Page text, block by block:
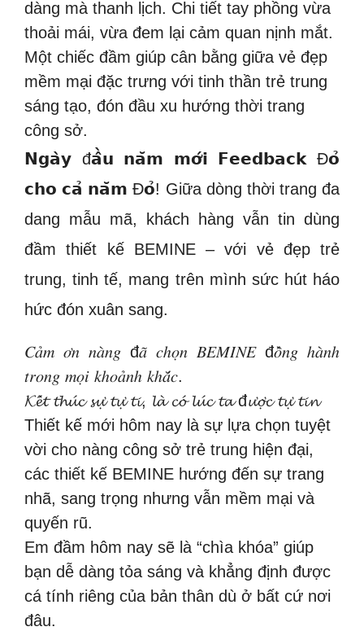
dàng mà thanh lịch. Chi tiết tay phồng vừa
thoải mái, vừa đem lại cảm quan nịnh mắt.
Một chiếc đầm giúp cân bằng giữa vẻ đẹp
mềm mại đặc trưng với tinh thần trẻ trung
sáng tạo, đón đầu xu hướng thời trang
công sở.
𝗡𝗴𝗮̀𝘆 đ𝗮̂̀𝘂 𝗻𝗮̆𝗺 𝗺𝗼̛́𝗶 𝗙𝗲𝗲𝗱𝗯𝗮𝗰𝗸 Đ𝗼̉
𝗰𝗵𝗼 𝗰𝗮̉ 𝗻𝗮̆𝗺 Đ𝗼̉! Giữa dòng thời trang đa
dang mẫu mã, khách hàng vẫn tin dùng
đầm thiết kế BEMINE – với vẻ đẹp trẻ
trung, tinh tế, mang trên mình sức hút háo
hức đón xuân sang.
𝐶𝑎̉𝑚 𝑜̛𝑛 𝑛𝑎̀𝑛𝑔 đ𝑎̃ 𝑐ℎ𝑜̣𝑛 𝐵𝐸𝑀𝐼𝑁𝐸 đ𝑜̂̀𝑛𝑔 ℎ𝑎̀𝑛ℎ
𝑡𝑟𝑜𝑛𝑔 𝑚𝑜̣𝑖 𝑘ℎ𝑜𝑎̉𝑛ℎ 𝑘ℎ𝑎̆́𝑐.
𝓚𝓮̂́𝓽 𝓽𝓱𝓾́𝓬 𝓼𝓾̛̣ 𝓽𝓾̛̣ 𝓽𝓲, 𝓵𝓪̀ 𝓬𝓸́ 𝓵𝓾́𝓬 𝓽𝓪 đ𝓾̛𝓸̛̣𝓬 𝓽𝓾̛̣ 𝓽𝓲𝓷
Thiết kế mới hôm nay là sự lựa chọn tuyệt
vời cho nàng công sở trẻ trung hiện đại,
các thiết kế BEMINE hướng đến sự trang
nhã, sang trọng nhưng vẫn mềm mại và
quyến rũ.
Em đầm hôm nay sẽ là “chìa khóa” giúp
bạn dễ dàng tỏa sáng và khẳng định được
cá tính riêng của bản thân dù ở bất cứ nơi
đâu.